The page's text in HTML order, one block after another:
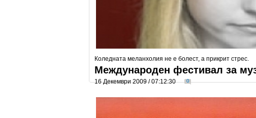
Коледната меланхолия не е болест, а прикрит стрес.
Международен фестивал за
16 Декември 2009 / 07:12:30 0